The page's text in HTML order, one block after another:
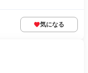
気になる